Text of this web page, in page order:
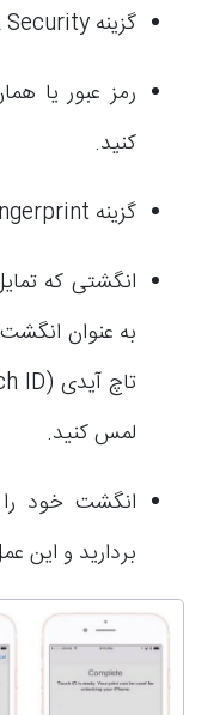
گزینه Touch ID & Security را انتخاب کنید.
کنید.
گزینه Add a Fingerprint را لمس کنید.
انگشتی که
به عنوان
لمس کنید.
بردارید و این